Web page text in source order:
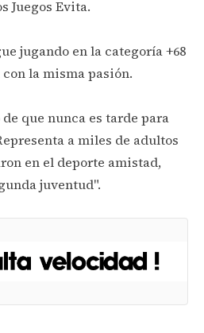
Juegos Evita.
jugando en la categoría +68
la misma pasión.
de que nunca es tarde para
a miles de adultos
en el deporte amistad,
juventud".